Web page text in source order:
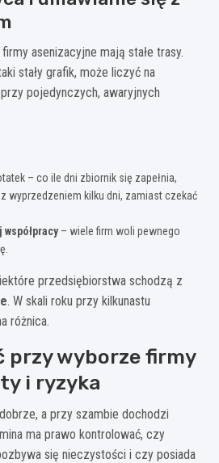
asenizacyjne mają stałe trasy.
stały grafik, może liczyć na
pojedynczych, awaryjnych
– co ile dni zbiornik się zapełnia,
wyprzedzeniem kilku dni, zamiast czekać
– wiele firm woli pewnego
przedsiębiorstwa schodzą z
. W skali roku przy kilkunastu
różnica.
przy wyborze firmy
i ryzyka
a przy szambie dochodzi
ma prawo kontrolować, czy
się nieczystości i czy posiada